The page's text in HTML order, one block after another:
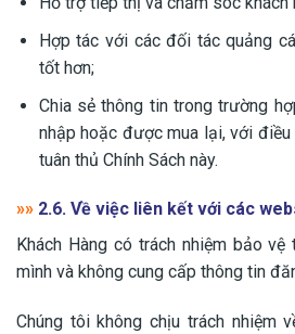
Hợp tác với các đối tác quảng
tốt hơn;
Chia sẻ thông tin trong trường
nhập hoặc được mua lại, với
tuân thủ Chính Sách này.
»» 2.6. Về việc liên kết với các
Khách Hàng có trách nhiệm bảo
mình và không cung cấp thông tin
Chúng tôi không chịu trách nhiệm